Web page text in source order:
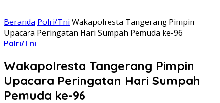
Beranda Polri/Tni Wakapolresta Tangerang Pimpin
Upacara Peringatan Hari Sumpah Pemuda ke-96
Polri/Tni
Wakapolresta Tangerang Pimpin
Upacara Peringatan Hari Sumpah
Pemuda ke-96